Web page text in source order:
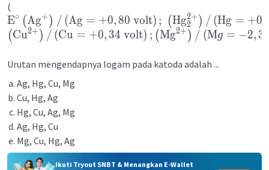
(
E∘ (Ag+ ) / (Ag = +0,80 volt) ; (Hg2
2+ ) / (Hg = +0
(Cu2+ ) / (Cu = +0, 34 volt) ; (Mg2+ ) / (Mg = −2,
Urutan mengendapnya logam pada katoda adalah ...
Ag, Hg, Cu, Mg
Cu, Hg, Ag
Hg, Cu, Ag, Mg
Ag, Hg, Cu
Mg, Cu, Hg, Ag
Ikuti Tryout SNBT & Menangkan E-Wallet